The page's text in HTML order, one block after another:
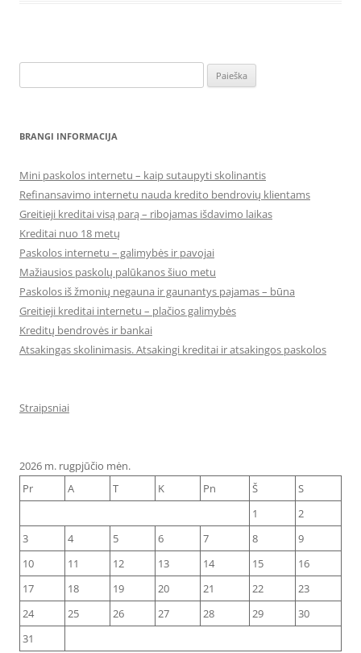
BRANGI INFORMACIJA
Mini paskolos internetu – kaip sutaupyti skolinantis
Refinansavimo internetu nauda kredito bendrovių klientams
Greitieji kreditai visą parą – ribojamas išdavimo laikas
Kreditai nuo 18 metų
Paskolos internetu – galimybės ir pavojai
Mažiausios paskolų palūkanos šiuo metu
Paskolos iš žmonių negauna ir gaunantys pajamas – būna
Greitieji kreditai internetu – plačios galimybės
Kreditų bendrovės ir bankai
Atsakingas skolinimasis. Atsakingi kreditai ir atsakingos paskolos
Straipsniai
2026 m. rugpjūčio mėn.
Pr
A T K Pn Š
S
1
2
3
4 5 6 7 8
9
10
11 12 13 14 15
16
17
18 19 20 21 22
23
24
25 26 27 28 29
30
31